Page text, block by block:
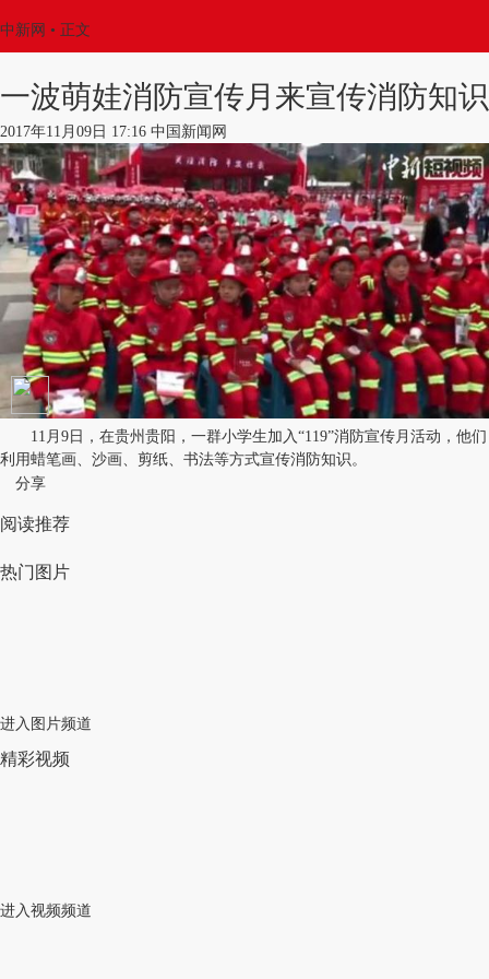
中新网 • 正文
一波萌娃消防宣传月来宣传消防知识
2017年11月09日 17:16 中国新闻网
11月9日，在贵州贵阳，一群小学生加入“119”消防宣传月活动，他们
利用蜡笔画、沙画、剪纸、书法等方式宣传消防知识。
分享
阅读推荐
热门图片
进入图片频道
精彩视频
进入视频频道